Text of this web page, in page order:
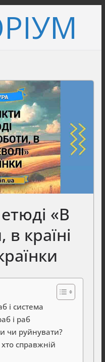
«В
країні
і система
і раб
чи руйнувати?
справжній